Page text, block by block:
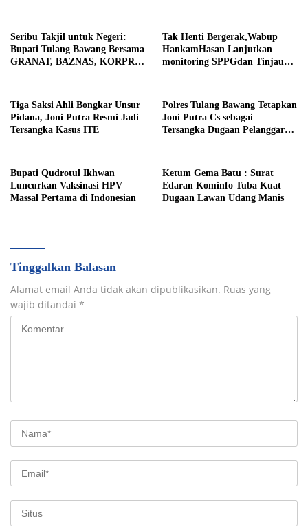
Seribu Takjil untuk Negeri:
Bupati Tulang Bawang Bersama
GRANAT, BAZNAS, KORPRI
Tak Henti Bergerak,Wabup
HankamHasan Lanjutkan
monitoring SPPGdan Tinjau
Hankam
Tiga Saksi Ahli Bongkar Unsur
Pidana, Joni Putra Resmi Jadi
Tersangka Kasus ITE
Polres Tulang Bawang Tetapkan
Joni Putra Cs sebagai
Tersangka Dugaan Pelanggaran
Bupati Qudrotul Ikhwan
Luncurkan Vaksinasi HPV
Massal Pertama di Indonesian
Ketum Gema Batu : Surat
Edaran Kominfo Tuba Kuat
Dugaan Lawan Udang Manis
Tinggalkan Balasan
Alamat email Anda tidak akan dipublikasikan. Ruas yang
wajib ditandai *